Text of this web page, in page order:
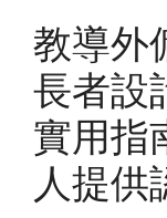
教導外
長者設
實用指
人提供